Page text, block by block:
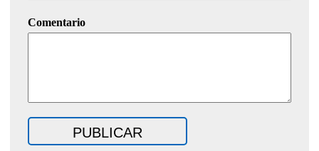
Comentario